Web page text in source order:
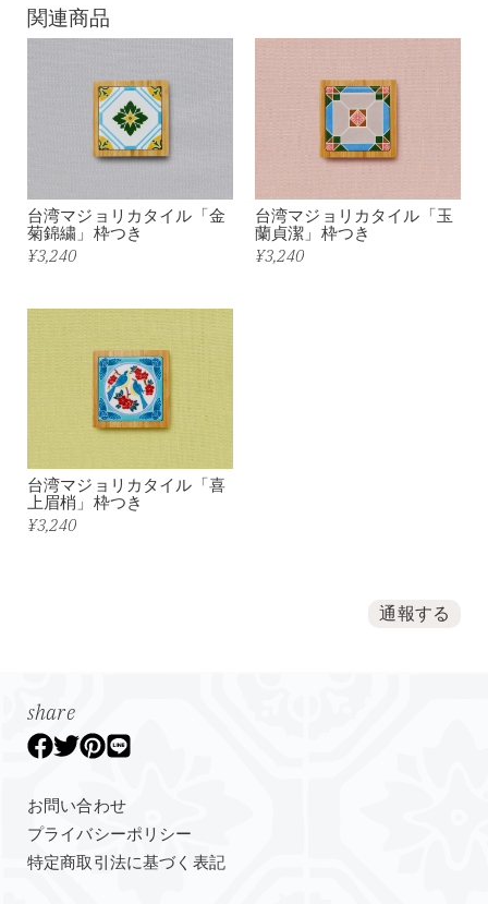
関連商品
台湾マジョリカタイル「金
菊錦繍」枠つき
¥3,240
台湾マジョリカタイル「玉
蘭貞潔」枠つき
¥3,240
台湾マジョリカタイル「喜
上眉梢」枠つき
¥3,240
通報する
share
お問い合わせ
プライバシーポリシー
特定商取引法に基づく表記